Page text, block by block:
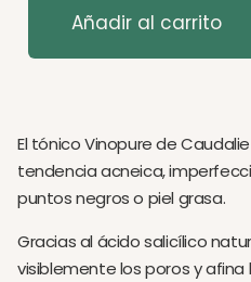
Añadir al carrito
El tónico Vinopure de
tendencia acneica,
puntos negros o piel grasa.
Gracias al ácido salicílico
visiblemente los poros y